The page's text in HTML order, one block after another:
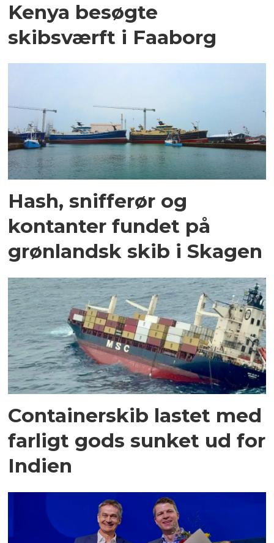
Kenya besøgte
skibsværft i Faaborg
Hash, snifferør og
kontanter fundet på
grønlandsk skib i Skagen
Containerskib lastet med
farligt gods sunket ud for
Indien